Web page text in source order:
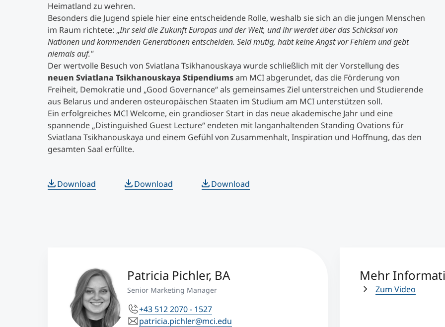
Heimatland zu wehren.
Besonders die Jugend spiele hier eine entscheidende Rolle, weshalb sie sich an die jungen Menschen
im Raum richtete: „Ihr seid die Zukunft Europas und der Welt, und ihr werdet über das Schicksal von
Nationen und kommenden Generationen entscheiden. Seid mutig, habt keine Angst vor Fehlern und gebt
niemals auf."
Der wertvolle Besuch von Sviatlana Tsikhanouskaya wurde schließlich mit der Vorstellung des
neuen Sviatlana Tsikhanouskaya Stipendiumsam MCI abgerundet, das die Förderung von
Freiheit, Demokratie und „Good Governance“ als gemeinsames Ziel unterstreichen und Studierende
aus Belarus und anderen osteuropäischen Staaten im Studium am MCI unterstützen soll.
Ein erfolgreiches MCI Welcome, ein grandioser Start in das neue akademische Jahr und eine
spannende „Distinguished Guest Lecture“ endeten mit langanhaltenden Standing Ovations für
Sviatlana Tsikhanouskaya und einem Gefühl von Zusammenhalt, Inspiration und Hoffnung, das den
gesamten Saal erfüllte.
Download Download Download
Patricia Pichler, BA
Senior Marketing Manager
+43 512 2070 - 1527
patricia.pichler@mci.edu
Mehr
Zum Video